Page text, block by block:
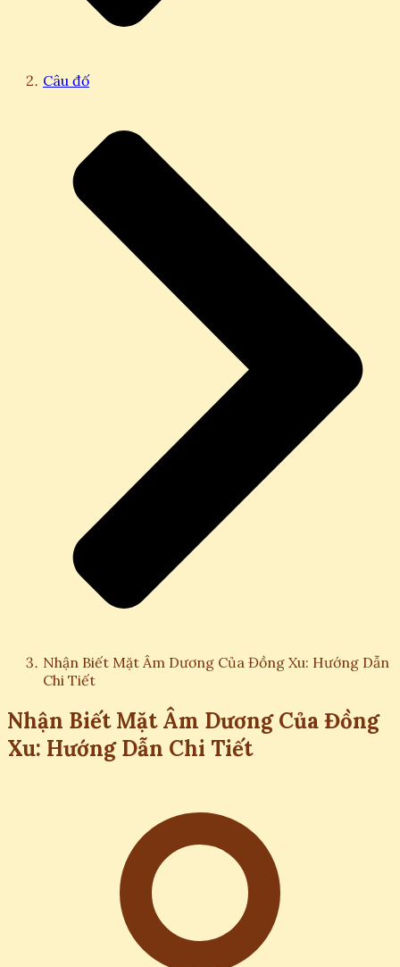
Câu đố
Nhận Biết Mặt Âm Dương Của Đồng Xu: Hướng Dẫn
Chi Tiết
Nhận Biết Mặt Âm Dương Của Đồng
Xu: Hướng Dẫn Chi Tiết